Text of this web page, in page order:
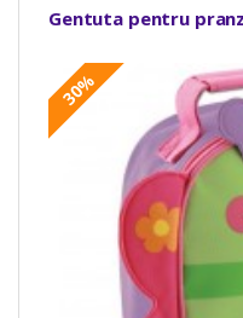
Gentuta pentru
30%